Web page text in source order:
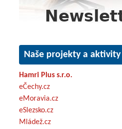
Naše projekty a aktivity
Hamri Plus s.r.o.
eČechy.cz
eMoravia.cz
eSlezsko.cz
Mládež.cz